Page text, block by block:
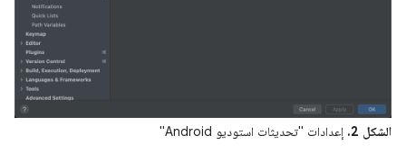
الشكل 2. إعدادات "تحديثات استوديو Android"